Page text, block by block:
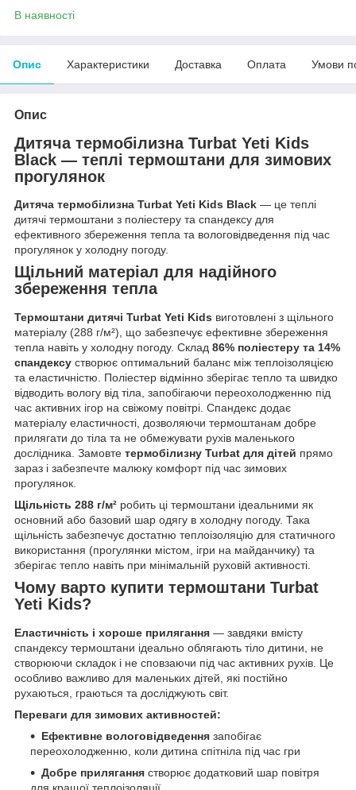
В наявності
Опис Характеристики Доставка Оплата Умови
Опис
Дитяча термобілизна Turbat Yeti Kids
Black — теплі термоштани для зимових
прогулянок
Дитяча термобілизна Turbat Yeti Kids Black — це теплі
дитячі термоштани з поліестеру та спандексу для
ефективного збереження тепла та вологовідведення під час
прогулянок у холодну погоду.
Щільний матеріал для надійного
збереження тепла
Термоштани дитячі Turbat Yeti Kids виготовлені з щільного
матеріалу (288 г/м²), що забезпечує ефективне збереження
тепла навіть у холодну погоду. Склад 86% поліестеру та 14%
спандексу створює оптимальний баланс між теплоізоляцією
та еластичністю. Поліестер відмінно зберігає тепло та швидко
відводить вологу від тіла, запобігаючи переохолодженню під
час активних ігор на свіжому повітрі. Спандекс додає
матеріалу еластичності, дозволяючи термоштанам добре
прилягати до тіла та не обмежувати рухів маленького
дослідника. Замовте термобілизну Turbat для дітей прямо
зараз і забезпечте малюку комфорт під час зимових
прогулянок.
Щільність 288 г/м² робить ці термоштани ідеальними як
основний або базовий шар одягу в холодну погоду. Така
щільність забезпечує достатню теплоізоляцію для статичного
використання (прогулянки містом, ігри на майданчику) та
зберігає тепло навіть при мінімальній руховій активності.
Чому варто купити термоштани Turbat
Yeti Kids?
Еластичність і хороше прилягання — завдяки вмісту
спандексу термоштани ідеально облягають тіло дитини, не
створюючи складок і не сповзаючи під час активних рухів. Це
особливо важливо для маленьких дітей, які постійно
рухаються, граються та досліджують світ.
Переваги для зимових активностей:
Ефективне вологовідведення запобігає
переохолодженню, коли дитина спітніла під час гри
Добре прилягання створює додатковий шар повітря